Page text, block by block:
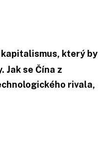
kapitalismus, který by
Jak se Čína z
rivala,